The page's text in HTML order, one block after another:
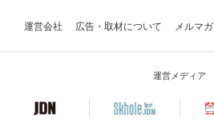
運営会社 広告・取材について メルマガ
運営メディア